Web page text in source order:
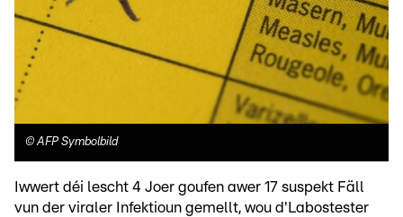
©AFP Symbolbild
Iwwert déi lescht 4 Joer goufen awer 17 suspekt Fäll
vun der viraler Infektioun gemellt, wou d'Labostester